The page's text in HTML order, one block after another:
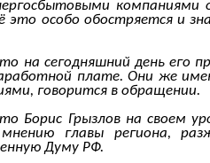
компаниями
особо обостряется и
на сегодняшний день его
плате. Они же
говорится в обращении.
Борис Грызлов на своем
главы региона,
Думу РФ.